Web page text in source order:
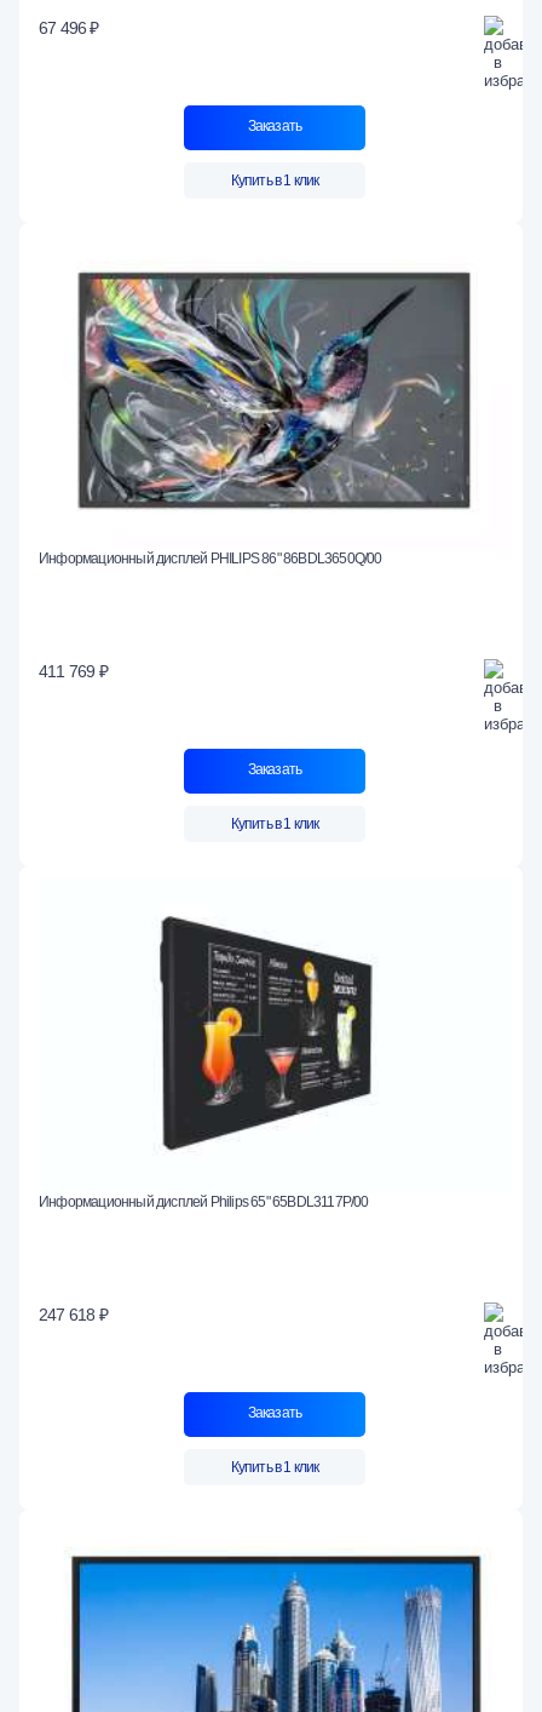
67 496 ₽
Заказать
Купить в 1 клик
Информационный дисплей PHILIPS 86" 86BDL3650Q/00
411 769 ₽
Заказать
Купить в 1 клик
Информационный дисплей Philips 65" 65BDL3117P/00
247 618 ₽
Заказать
Купить в 1 клик